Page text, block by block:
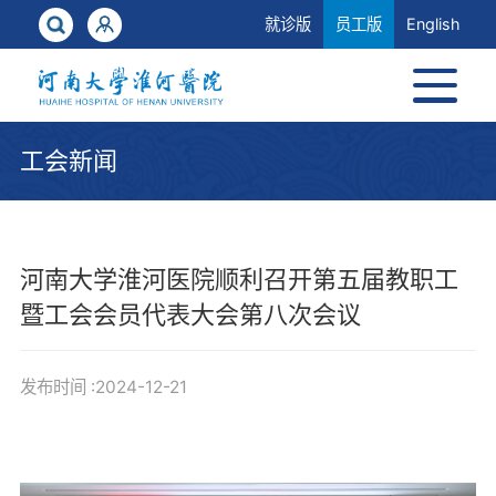
就诊版 员工版 English
工会新闻
河南大学淮河医院顺利召开第五届教职工
暨工会会员代表大会第八次会议
发布时间 :2024-12-21